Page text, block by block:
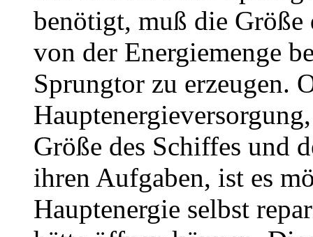
benötigt, muß die Größe
von der Energiemenge
Sprungtor zu erzeugen.
Größe des Schiffes und
ihren Aufgaben, ist es
Hauptenergie selbst